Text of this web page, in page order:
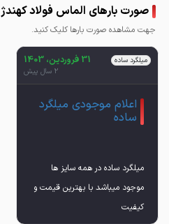
صورت بارهای الماس فولاد کهندژ
جهت مشاهده صورت بارها کلیک کنید.
میلگرد ساده 31 فروردین، 1403
2 سال پیش
اعلام موجودی میلگرد
ساده
میلگرد ساده در همه سایز ها
موجود میباشد با بهترین قیمت و